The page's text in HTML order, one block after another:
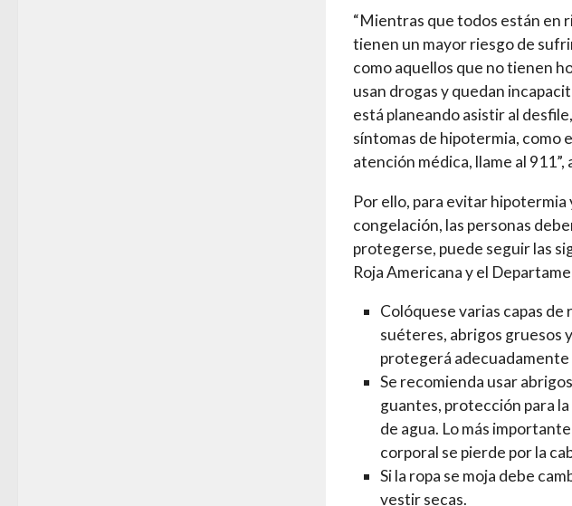
“Mientras que todos están en
tienen un mayor riesgo de
como aquellos que no tienen
usan drogas y quedan
está planeando asistir al
síntomas de hipotermia, como
atención médica, llame al
Por ello, para evitar hipotermia
congelación, las personas
protegerse, puede seguir las
Roja Americana y el
Colóquese varias capas
suéteres, abrigos gruesos
protegerá adecuadamente
Se recomienda usar
guantes, protección para
de agua. Lo más
corporal se pierde por la
Si la ropa se moja debe
vestir secas.